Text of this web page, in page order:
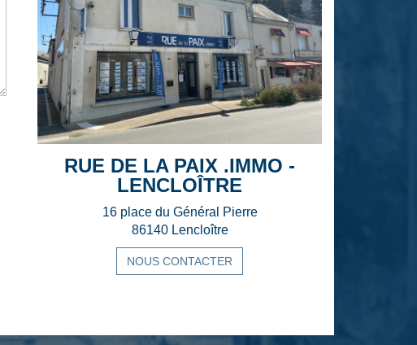
RUE DE LA PAIX .IMMO -
LENCLOÎTRE
16 place du Général Pierre
86140 Lencloître
NOUS CONTACTER